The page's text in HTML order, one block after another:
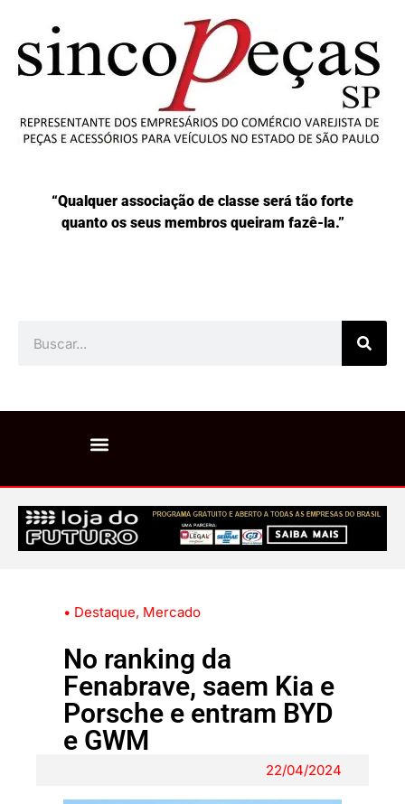
“Qualquer associação de classe será tão forte
quanto os seus membros queiram fazê-la.”
• Destaque, Mercado
No ranking da
Fenabrave, saem Kia e
Porsche e entram BYD
e GWM
22/04/2024